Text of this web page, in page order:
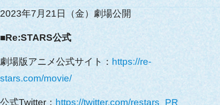
2023年7月21日（金）劇場公開
■Re:STARS公式
劇場版アニメ公式サイト： https://re-
stars.com/movie/
公式Twitter： https://twitter.com/restars_PR